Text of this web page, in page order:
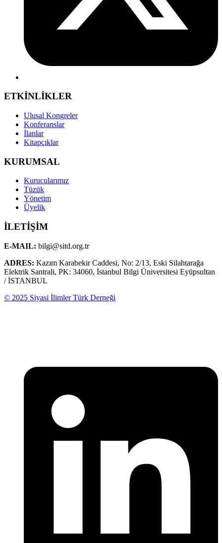
ETKİNLİKLER
Ulusal Kongreler
Konferanslar
İlanlar
Kitapçıklar
KURUMSAL
Kurucularımız
Tüzük
Yönetim
Üyelik
İLETİŞİM
E-MAIL: bilgi@sitd.org.tr
ADRES: Kazım Karabekir Caddesi, No: 2/13, Eski Silahtarağa
Elektrik Santrali, PK: 34060, İstanbul Bilgi Üniversitesi Eyüpsultan
/ İSTANBUL
© 2025 Siyasi İlimler Türk Derneği